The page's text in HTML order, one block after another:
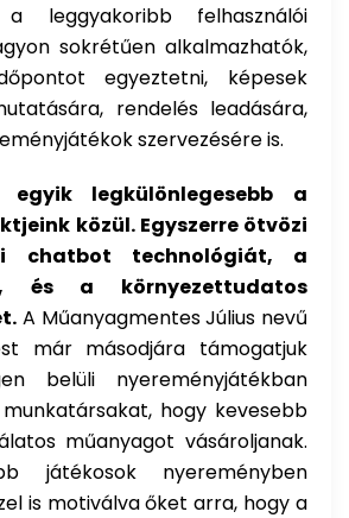
a leggyakoribb felhasználói
sokrétűen alkalmazhatók,
egyeztetni, képesek
rendelés leadására,
szervezésére is.
legkülönlegesebb a
közül. Egyszerre ötvözi
chatbot technológiát, a
és a környezettudatos
A Műanyagmentes Július nevű
már másodjára támogatjuk
belüli nyereményjátékban
hogy kevesebb
műanyagot vásároljanak.
játékosok nyereményben
is motiválva őket arra, hogy a